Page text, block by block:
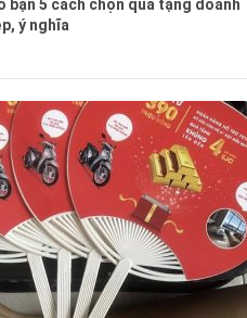
bạn 5 cách chọn quà tặng doanh
ý nghĩa